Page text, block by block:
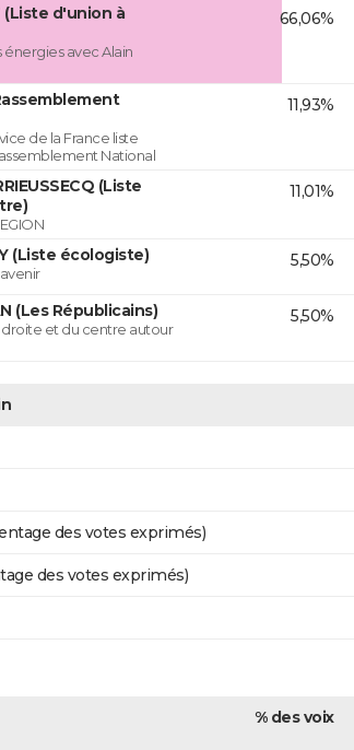
(Liste d'union à
énergies avec Alain
66,06%
de la France liste
National
11,93%
(Liste
11,01%
(Liste écologiste) 5,50%
(Les Républicains)
droite et du centre autour
5,50%
des votes exprimés)
des votes exprimés)
% des voix